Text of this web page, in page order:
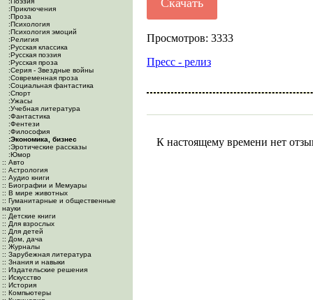
:Приключения
:Проза
:Психология
:Психология эмоций
:Религия
:Русская классика
:Русская поэзия
:Русская проза
:Серия - Звездные войны
:Современная проза
:Социальная фантастика
:Спорт
:Ужасы
:Учебная литература
:Фантастика
:Фентези
:Философия
:Экономика, бизнес
:Эротические рассказы
:Юмор
:: Авто
:: Астрология
:: Аудио книги
:: Биографии и Мемуары
:: В мире животных
:: Гуманитарные и общественные
науки
:: Детские книги
:: Для взрослых
:: Для детей
:: Дом, дача
:: Журналы
:: Зарубежная литература
:: Знания и навыки
:: Издательские решения
:: Искусство
:: История
:: Компьютеры
Скачать
Просмотров: 3333
Пресс - релиз
К настоящему времени нет